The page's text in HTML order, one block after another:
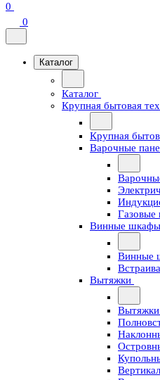
0
0
Каталог
Каталог
Крупная бытовая
Крупная
Варочные
Газовые
Винные шкафы
Винные
Вытяжки
Вытяжки